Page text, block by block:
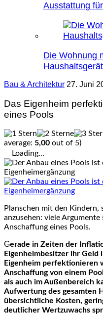
Ausstattung
Die Wohnung
Bau & Architektur 27. Juni
Das Eigenheim
eines Pools
average: 5,00 out of 5)
Loading...
Planschen mit den Kindern,
anzusehen: viele
Anschaffung eines Pools.
Gerade in Zeiten der Inflation wandeln viele
Eigenheimbesitzer ihr Geld
Eigenheim perfektionieren
Anschaffung von einem
als auch im Außenbereich
Aufwertung des gesamten
übersichtliche Kosten,
deutlicher Wertzuwachs